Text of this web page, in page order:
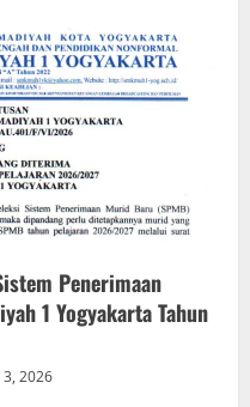
Penerimaan
1 Yogyakarta Tahun
3, 2026